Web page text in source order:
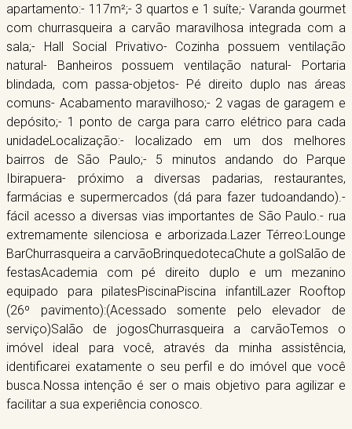
apartamento:- 117m²;- 3 quartos e 1 suíte;- Varanda gourmet
com churrasqueira a carvão maravilhosa integrada com a
sala;- Hall Social Privativo- Cozinha possuem ventilação
natural- Banheiros possuem ventilação natural- Portaria
blindada, com passa-objetos- Pé direito duplo nas áreas
comuns- Acabamento maravilhoso;- 2 vagas de garagem e
depósito;- 1 ponto de carga para carro elétrico para cada
unidadeLocalização:- localizado em um dos melhores
bairros de São Paulo;- 5 minutos andando do Parque
Ibirapuera- próximo a diversas padarias, restaurantes,
farmácias e supermercados (dá para fazer tudoandando).-
fácil acesso a diversas vias importantes de São Paulo.- rua
extremamente silenciosa e arborizada.Lazer Térreo:Lounge
BarChurrasqueira a carvãoBrinquedotecaChute a golSalão de
festasAcademia com pé direito duplo e um mezanino
equipado para pilatesPiscinaPiscina infantilLazer Rooftop
(26º pavimento):(Acessado somente pelo elevador de
serviço)Salão de jogosChurrasqueira a carvãoTemos o
imóvel ideal para você, através da minha assistência,
identificarei exatamente o seu perfil e do imóvel que você
busca.Nossa intenção é ser o mais objetivo para agilizar e
facilitar a sua experiência conosco.